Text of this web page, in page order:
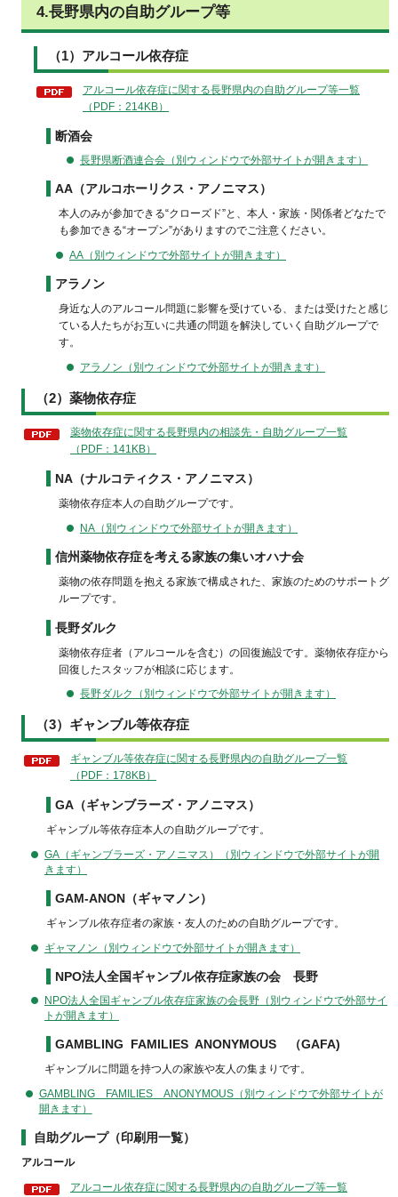
4.長野県内の自助グループ等
（1）アルコール依存症
アルコール依存症に関する長野県内の自助グループ等一覧
（PDF：214KB）
断酒会
長野県断酒連合会（別ウィンドウで外部サイトが開きます）
AA（アルコホーリクス・アノニマス）
本人のみが参加できる“クローズド”と、本人・家族・関係者どなたで
も参加できる“オープン”がありますのでご注意ください。
AA（別ウィンドウで外部サイトが開きます）
アラノン
身近な人のアルコール問題に影響を受けている、または受けたと感じ
ている人たちがお互いに共通の問題を解決していく自助グループで
す。
アラノン（別ウィンドウで外部サイトが開きます）
（2）薬物依存症
薬物依存症に関する長野県内の相談先・自助グループ一覧
（PDF：141KB）
NA（ナルコティクス・アノニマス）
薬物依存症本人の自助グループです。
NA（別ウィンドウで外部サイトが開きます）
信州薬物依存症を考える家族の集いオハナ会
薬物の依存問題を抱える家族で構成された、家族のためのサポートグ
ループです。
長野ダルク
薬物依存症者（アルコールを含む）の回復施設です。薬物依存症から
回復したスタッフが相談に応じます。
長野ダルク（別ウィンドウで外部サイトが開きます）
（3）ギャンブル等依存症
ギャンブル等依存症に関する長野県内の自助グループ一覧
（PDF：178KB）
GA（ギャンブラーズ・アノニマス）
ギャンブル等依存症本人の自助グループです。
GA（ギャンブラーズ・アノニマス）（別ウィンドウで外部サイトが開
きます）
GAM-ANON（ギャマノン）
ギャンブル依存症者の家族・友人のための自助グループです。
ギャマノン（別ウィンドウで外部サイトが開きます）
NPO法人全国ギャンブル依存症家族の会 長野
NPO法人全国ギャンブル依存症家族の会長野（別ウィンドウで外部サイ
トが開きます）
GAMBLING FAMILIES ANONYMOUS （GAFA)
ギャンブルに問題を持つ人の家族や友人の集まりです。
GAMBLING FAMILIES ANONYMOUS（別ウィンドウで外部サイトが
開きます）
自助グループ（印刷用一覧）
アルコール
アルコール依存症に関する長野県内の自助グループ等一覧